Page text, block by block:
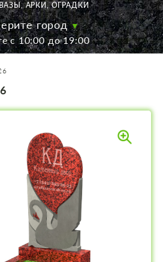
с 10:00 до 19:00
АРКИ, ОГРАДКИ
город
с 10:00 до 19:00